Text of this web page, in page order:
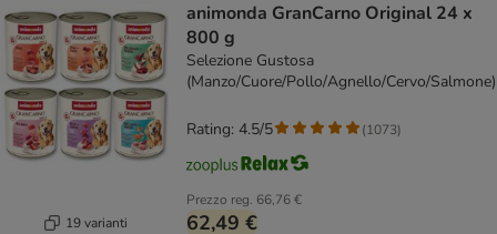
19 varianti
animonda GranCarno Original 24 x
800 g
Selezione Gustosa
(Manzo/Cuore/Pollo/Agnello/Cervo/Salmone)
Prezzo reg. 66,76 €
62,49 €
Rating: 4.5/5 (1073)